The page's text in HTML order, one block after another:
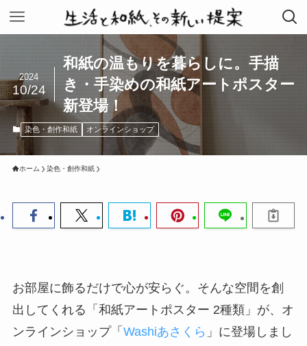
和紙の温もりを暮らしに。手描
き・手染めの和紙アートポスター
新登場！
2024
10/24
染色・創作和紙 オンラインショップ
ホーム 染色・創作和紙
お部屋に飾るだけで心が安らぐ。そんな空間を創
出してくれる「和紙アートポスター 2種類」が、オ
ンラインショップ「 Washiあさくら 」に登場しまし